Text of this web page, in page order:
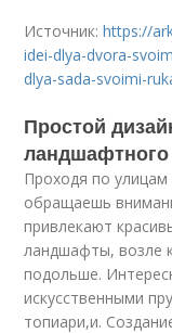
Источник:https://
idei-dlya-dvora-
dlya-sada-svoimi-
Простой
Проходя по улицам
обращаешь
привлекают
ландшафты, возле
подольше.
искусственными
топиари,и.